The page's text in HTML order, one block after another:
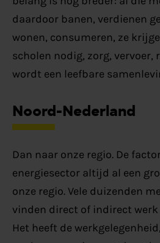
daardoor banen, verdienen
wonen, consumeren, ze
scholen nodig, zorg, vervoer,
wordt een leefbare
Noord-Nederland
Dan naar onze regio. De
energiesector altijd al een
onze regio. Vele duizenden
vinden direct of indirect
Het heeft de